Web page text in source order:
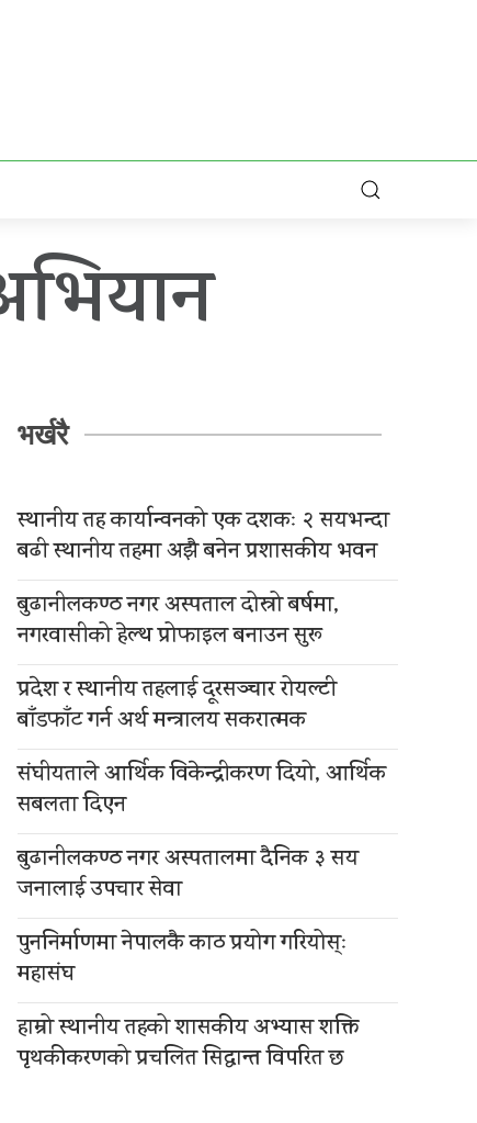
भर्खरै
स्थानीय तह कार्यान्वनको एक दशकः २ सयभन्दा
बढी स्थानीय तहमा अझै बनेन प्रशासकीय भवन
बुढानीलकण्ठ नगर अस्पताल दोस्रो बर्षमा,
नगरवासीको हेल्थ प्रोफाइल बनाउन सुरू
प्रदेश र स्थानीय तहलाई दूरसञ्चार रोयल्टी
बाँडफाँट गर्न अर्थ मन्त्रालय सकरात्मक
संघीयताले आर्थिक विकेन्द्रीकरण दियो, आर्थिक
सबलता दिएन
बुढानीलकण्ठ नगर अस्पतालमा दैनिक ३ सय
जनालाई उपचार सेवा
पुननिर्माणमा नेपालकै काठ प्रयोग गरियोस्ः
महासंघ
हाम्रो स्थानीय तहको शासकीय अभ्यास शक्ति
पृथकीकरणको प्रचलित सिद्धान्त विपरित छ